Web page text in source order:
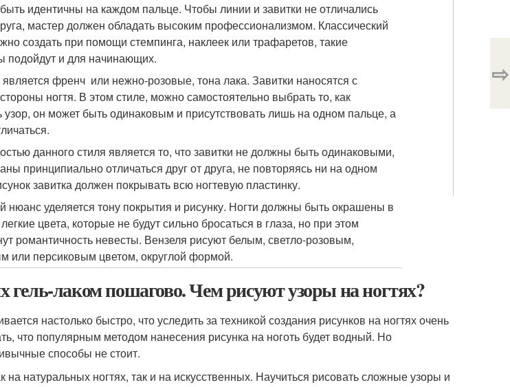
идентичны на каждом пальце. Чтобы линии и завитки не отличались
мастер должен обладать высоким профессионализмом. Классический
создать при помощи стемпинга, наклеек или трафаретов, такие
подойдут и для начинающих.
френч или нежно-розовые, тона лака. Завитки наносятся с
ногтя. В этом стиле, можно самостоятельно выбрать то, как
узор, он может быть одинаковым и присутствовать лишь на одном пальце, а
данного стиля является то, что завитки не должны быть одинаковыми,
принципиально отличаться друг от друга, не повторяясь ни на одном
завитка должен покрывать всю ногтевую пластинку.
нюанс уделяется тону покрытия и рисунку. Ногти должны быть окрашены в
цвета, которые не будут сильно бросаться в глаза, но при этом
романтичность невесты. Вензеля рисуют белым, светло-розовым,
или персиковым цветом, округлой формой.
гель-лаком пошагово. Чем рисуют узоры на ногтях?
настолько быстро, что уследить за техникой создания рисунков на ногтях очень
что популярным методом нанесения рисунка на ноготь будет водный. Но
способы не стоит.
натуральных ногтях, так и на искусственных. Научиться рисовать сложные узоры и
⇨